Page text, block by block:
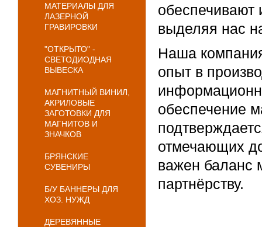
МАТЕРИАЛЫ ДЛЯ
ЛАЗЕРНОЙ
ГРАВИРОВКИ
"ОТКРЫТО" -
СВЕТОДИОДНАЯ
ВЫВЕСКА
МАГНИТНЫЙ ВИНИЛ,
АКРИЛОВЫЕ
ЗАГОТОВКИ ДЛЯ
МАГНИТОВ И
ЗНАЧКОВ
БРЯНСКИЕ
СУВЕНИРЫ
Б/У БАННЕРЫ ДЛЯ
ХОЗ. НУЖД
ДЕРЕВЯННЫЕ
обеспечивают
выделяя нас
Наша
опыт в
обеспечение
отмечающих
важен баланс
партнёрству.